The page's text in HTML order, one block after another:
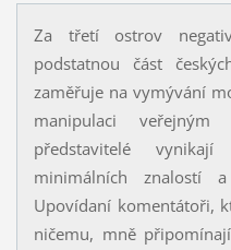
Za třetí ostrov
podstatnou část
zaměřuje na vymývání
manipulaci
představitelé vynikají
minimálních znalostí
Upovídaní komentátoři,
ničemu, mně